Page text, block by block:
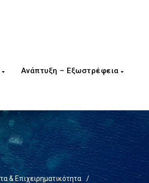
Ανάπτυξη – Εξωστρέφεια
& Επιχειρηματικότητα
/